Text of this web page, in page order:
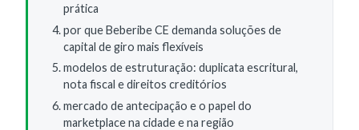
prática
por que Beberibe CE demanda soluções de
capital de giro mais flexíveis
modelos de estruturação: duplicata escritural,
nota fiscal e direitos creditórios
mercado de antecipação e o papel do
marketplace na cidade e na região